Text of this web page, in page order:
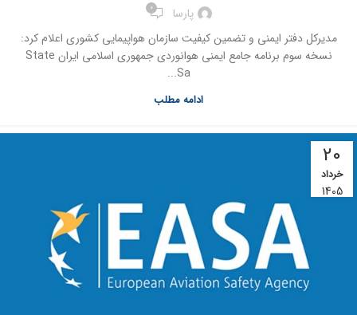
پارسا 0
مدیرکل دفتر ایمنی و تضمین کیفیت سازمان هواپیمایی کشوری اعلام کرد:
نسخه سوم برنامه جامع ایمنی هوانوردی جمهوری اسلامی ایران State
Sa...
ادامه مطلب
20
خرداد
1405